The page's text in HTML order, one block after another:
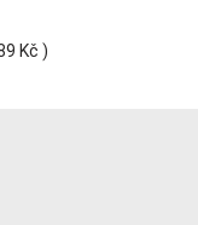
Kč )